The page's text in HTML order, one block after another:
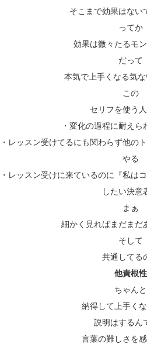
そこまで効果はない
ってか
効果は微々たるモン
だって
本気で上手くなる気
この
セリフを使う
・変化の過程に耐え
・レッスン受けてるにも関わらず他の
やる
・レッスン受けに来ているのに『私は
したい決意
まぁ
細かく見ればまだまだ
そして
共通してる
他責根性
ちゃんと
納得して上手く
説明はするん
言葉の難しさを